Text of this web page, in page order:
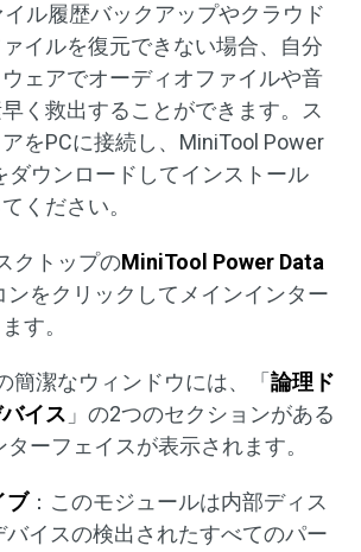
ル履歴バックアップやクラウド
イルを復元できない場合、自分
ェアでオーディオファイルや音
く救出することができます。ス
をPCに接続し、MiniTool Power
ダウンロードしてインストール
ください。
クトップのMiniTool Power Data
ンをクリックしてメインインター
す。
簡潔なウィンドウには、「 論理ド
イス 」の2つのセクションがある
ターフェイスが表示されます。
ブ：このモジュールは内部ディス
バイスの検出されたすべてのパー